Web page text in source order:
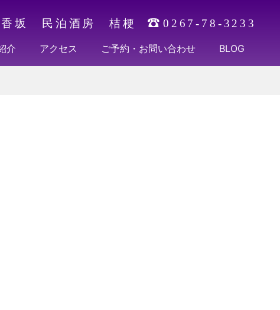
香坂 民泊酒房 桔梗 0267-78-3233
介 アクセス ご予約・お問い合わせ BLOG